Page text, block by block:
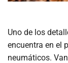
Uno de los
encuentra en el
neumáticos.